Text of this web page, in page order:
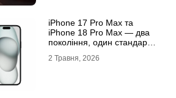
iРhone 17 Рro Мax та
iРhone 18 Рro Мax — два
покоління, один стандарт
2 Травня, 2026